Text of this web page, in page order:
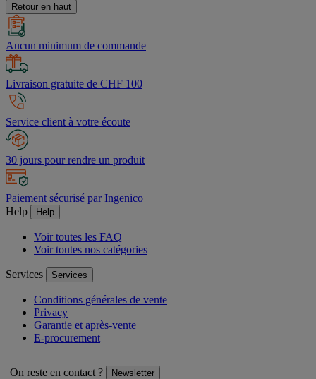
Retour en haut
Aucun minimum de commande
Livraison gratuite de CHF 100
Service client à votre écoute
30 jours pour rendre un produit
Paiement sécurisé par Ingenico
Help
Help
Voir toutes les FAQ
Voir toutes nos catégories
Services Services
Conditions générales de vente
Privacy
Garantie et après-vente
E-procurement
On reste en contact ? Newsletter